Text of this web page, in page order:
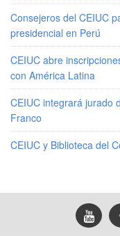
Consejeros del CEIUC
presidencial en Perú
CEIUC abre
con América Latina
CEIUC integrará jurado
Franco
CEIUC y Biblioteca del